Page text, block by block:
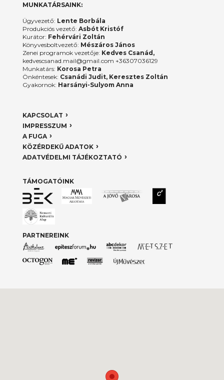
MUNKATÁRSAINK:
Ügyvezető: Lente Borbála
Produkciós vezető: Asbót Kristóf
Kurátor: Fehérvári Zoltán
Könyvesboltvezető: Mészáros János
Zenei programok vezetője: Kedves Csanád,
kedvescsanad.mail@gmail.com +36307036129
Munkatárs: Korosa Petra
Önkéntesek: Csanádi Judit, Keresztes Zoltán
Gyakornok: Harsányi-Sulyom Anna
KAPCSOLAT
IMPRESSZUM
A FUGA
KÖZÉRDEKŰ ADATOK
ADATVÉDELMI TÁJÉKOZTATÓ
TÁMOGATÓINK
PARTNEREINK